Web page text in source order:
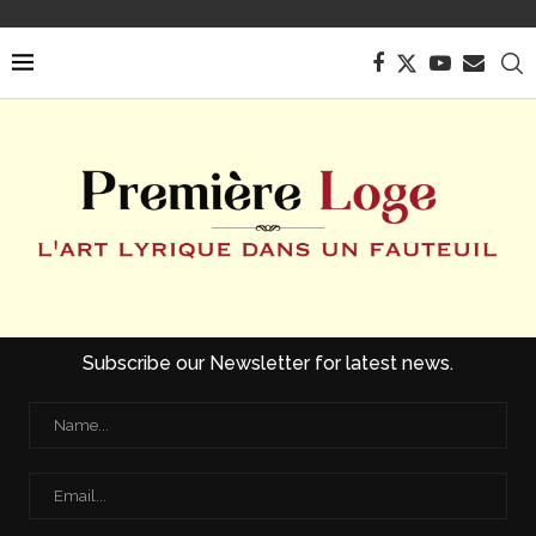
Subscribe our Newsletter for latest news.